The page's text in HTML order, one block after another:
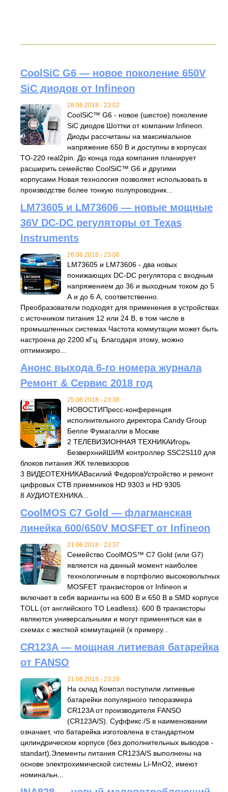
CoolSiC G6 — новое поколение 650V
SiC диодов от Infineon
28.06.2018 - 23:02
CoolSiC™ G6 - новое (шестое) поколение
SiC диодов Шоттки от компании Infineon.
Диоды рассчитаны на максимальное
напряжение 650 В и доступны в корпусах
TO-220 real2pin. До конца года компания планирует
расширить семейство CoolSiC™ G6 и другими
корпусами.Новая технология позволяет использовать в
производстве более тонкую полупроводник...
LM73605 и LM73606 — новые мощные
36V DC-DC регуляторы от Texas
Instruments
26.06.2018 - 23:06
LM73605 и LM73606 - два новых
понижающих DC-DC регулятора с входным
напряжением до 36 и выходным током до 5
А и до 6 А, соответственно.
Преобразователи подходят для применения в устройствах
с источником питания 12 или 24 В, в том числе в
промышленных системах.Частота коммутации может быть
настроена до 2200 кГц. Благодаря этому, можно
оптимизиро...
Анонс выхода 6-го номера журнала
Ремонт & Сервис 2018 год
25.06.2018 - 23:38
НОВОСТИПресс-конференция
исполнительного директора Candy Group
Беппе Фумагалли в Москве
2 ТЕЛЕВИЗИОННАЯ ТЕХНИКАИгорь
БезверхнийШИМ контроллер SSC2S110 для
блоков питания ЖК телевизоров
3 ВИДЕОТЕХНИКАВасилий ФедоровУстройство и ремонт
цифровых СТВ приемников HD 9303 и HD 9305
8 АУДИОТЕХНИКА...
CoolMOS C7 Gold — флагманская
линейка 600/650V MOSFET от Infineon
21.06.2018 - 23:37
Семейство CoolMOS™ C7 Gold (или G7)
является на данный момент наиболее
технологичным в портфолио высоковольтных
MOSFET транзисторов от Infineon и
включает в себя варианты на 600 В и 650 В в SMD корпусе
TOLL (от английского TO Leadless). 600 В транзисторы
являются универсальными и могут применяться как в
схемах с жесткой коммутацией (к примеру...
CR123A — мощная литиевая батарейка
от FANSO
21.06.2018 - 23:28
На склад Компэл поступили литиевые
батарейки популярного типоразмера
CR123A от производителя FANSO
(CR123A/S). Суффикс /S в наименовании
означает, что батарейка изготовлена в стандартном
цилиндрическом корпусе (без дополнительных выводов -
standart).Элементы питания CR123A/S выполнены на
основе электрохимической системы Li-MnO2, имеют
номинальн...